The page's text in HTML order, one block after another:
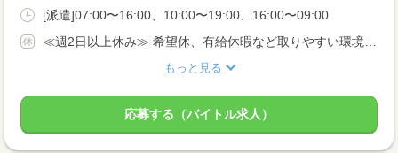
[派遣]07:00〜16:00、10:00〜19:00、16:00〜09:00
もっと見る
応募する（バイトル求人）